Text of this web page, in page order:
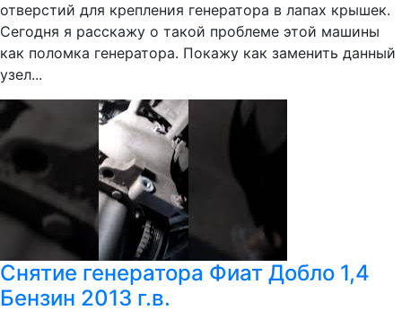
отверстий для крепления генератора в лапах крышек.
Сегодня я расскажу о такой проблеме этой машины
как поломка генератора. Покажу как заменить данный
узел...
Снятие генератора Фиат Добло 1,4
Бензин 2013 г.в.